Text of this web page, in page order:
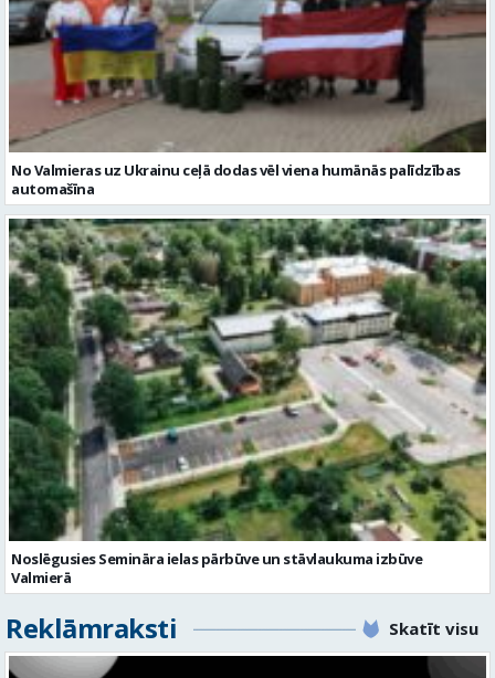
No Valmieras uz Ukrainu ceļā dodas vēl viena humānās palīdzības
automašīna
Noslēgusies Semināra ielas pārbūve un stāvlaukuma izbūve
Valmierā
Reklāmraksti Skatīt visu